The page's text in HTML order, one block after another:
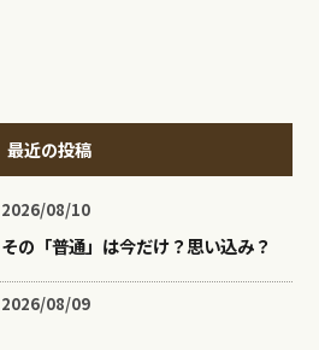
最近の投稿
2026/08/10
その「普通」は今だけ？思い込み？
2026/08/09